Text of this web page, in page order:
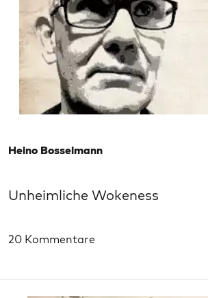
Heino Bosselmann
Unheimliche Wokeness
20 Kommentare